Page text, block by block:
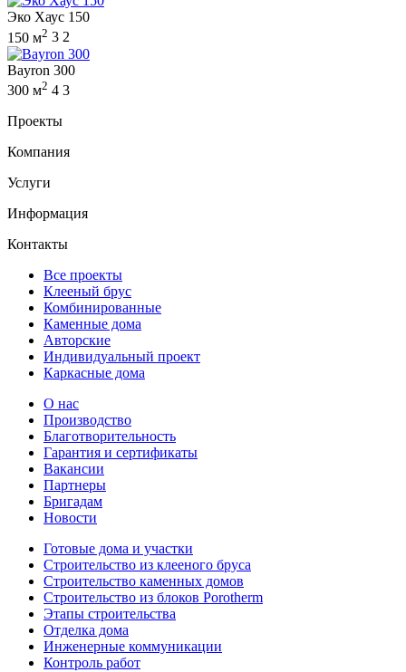
Эко Хаус 150
150 м2 3 2
Bayron 300
300 м2 4 3
Проекты
Компания
Услуги
Информация
Контакты
Все проекты
Клееный брус
Комбинированные
Каменные дома
Авторские
Индивидуальный проект
Каркасные дома
О нас
Производство
Благотворительность
Гарантия и сертификаты
Вакансии
Партнеры
Бригадам
Новости
Готовые дома и участки
Строительство из клееного бруса
Строительство каменных домов
Строительство из блоков Porotherm
Этапы строительства
Отделка дома
Инженерные коммуникации
Контроль работ